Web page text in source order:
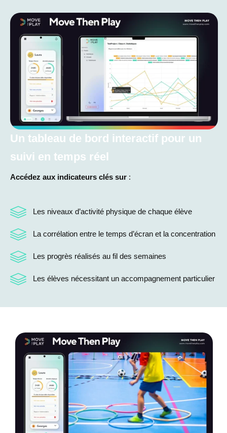
Un tableau de bord interactif pour un
suivi en temps réel
Accédez aux indicateurs clés sur :
Les niveaux d’activité physique de chaque élève
La corrélation entre le temps d’écran et la concentration
Les progrès réalisés au fil des semaines
Les élèves nécessitant un accompagnement particulier